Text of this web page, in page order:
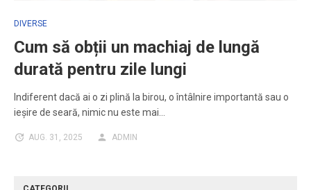
DIVERSE
Cum să obții un machiaj de lungă
durată pentru zile lungi
Indiferent dacă ai o zi plină la birou, o întâlnire importantă sau o
ieșire de seară, nimic nu este mai…
AUG. 31, 2025 ADMIN